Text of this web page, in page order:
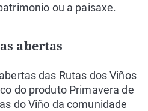
ou a paisaxe.
abertas
das Rutas dos Viños
do produto Primavera de
do Viño da comunidade